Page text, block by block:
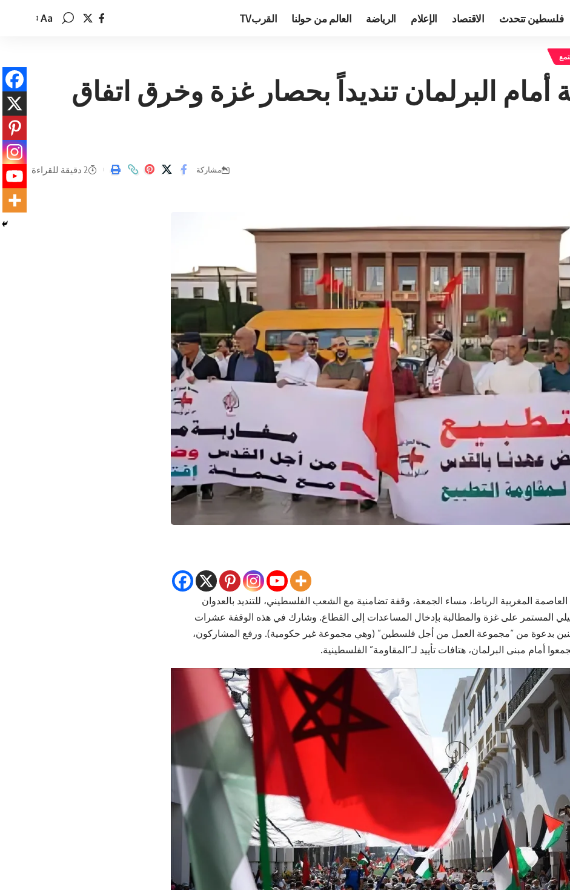
فلسطين تتحدث الاقتصاد الإعلام الرياضة العالم من حولنا القربTV
تغيير
Aa
أمام البرلمان تنديداً بحصار غزة وخرق اتفاق
مشاركة 2 دقيقة للقراءة
المغربية الرباط، مساء الجمعة، وقفة تضامنية مع الشعب الفلسطيني، للتنديد بالعدوان
المستمر على غزة والمطالبة بإدخال المساعدات إلى القطاع. وشارك في هذه الوقفة عشرات
بدعوة من “مجموعة العمل من أجل فلسطين” (وهي مجموعة غير حكومية). ورفع المشاركون،
أمام مبنى البرلمان، هتافات تأييد لـ”المقاومة” الفلسطينية.